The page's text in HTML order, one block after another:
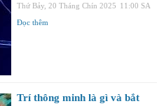
Thứ Bảy, 20 Tháng Chín 2025 11:00 SA
Đọc thêm
Trí thông minh là gì và bắt